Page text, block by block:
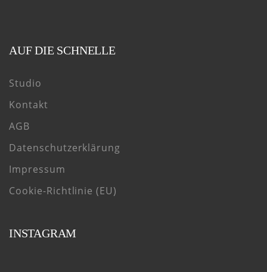
AUF DIE SCHNELLE
Studio
Kontakt
AGB
Datenschutzerklärung
Impressum
Cookie-Richtlinie (EU)
INSTAGRAM